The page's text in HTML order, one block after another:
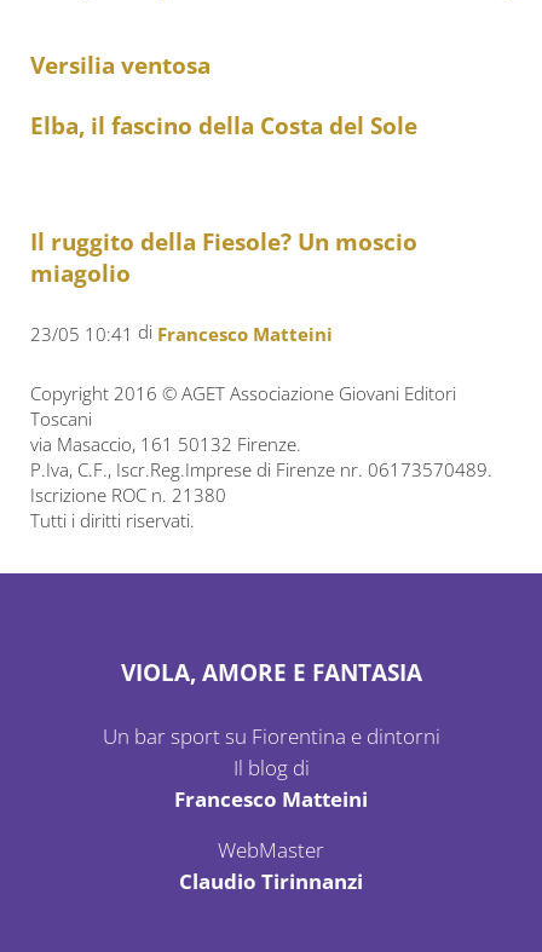
Versilia ventosa
Elba, il fascino della Costa del Sole
Il ruggito della Fiesole? Un moscio
miagolio
23/05 10:41 di Francesco Matteini
Copyright 2016 © AGET Associazione Giovani Editori
Toscani
via Masaccio, 161 50132 Firenze.
P.Iva, C.F., Iscr.Reg.Imprese di Firenze nr. 06173570489.
Iscrizione ROC n. 21380
Tutti i diritti riservati.
VIOLA, AMORE E FANTASIA
Un bar sport su Fiorentina e dintorni
Il blog di
Francesco Matteini
WebMaster
Claudio Tirinnanzi